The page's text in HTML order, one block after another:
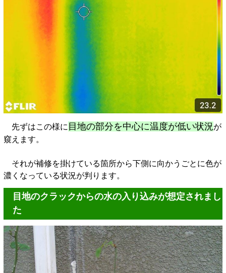
先ずはこの様に 目地の部分を中心に温度が低い状況が
窺えます。
それが補修を掛けている箇所から下側に向かうごとに色が
濃くなっている状況が判ります。
目地のクラックからの水の入り込みが想定されまし
た